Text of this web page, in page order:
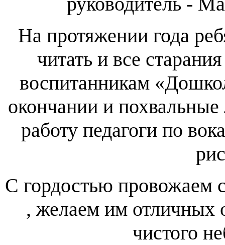
На протяжении года
читать и все
воспитанникам
окончании и
работу педагоги по
С гордостью провожаем
, желаем им отличных
чистого